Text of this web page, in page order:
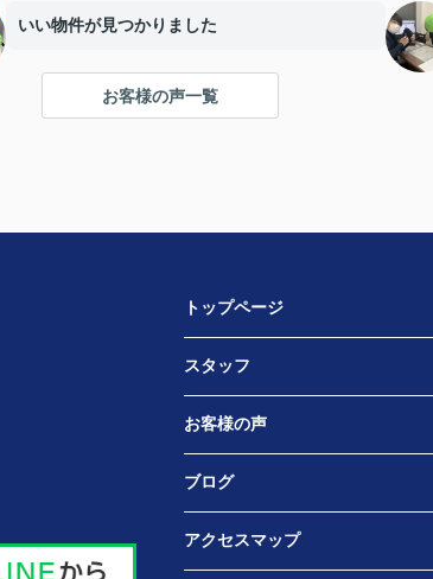
いい物件が見つかりました
お客様の声一覧
トップページ
スタッフ
お客様の声
ブログ
アクセスマップ